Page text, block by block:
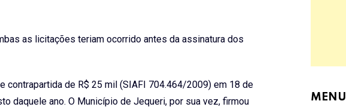
as licitações teriam ocorrido antes da assinatura dos
contrapartida de R$ 25 mil (SIAFI 704.464/2009) em 18 de
daquele ano. O Município de Jequeri, por sua vez, firmou
MENU